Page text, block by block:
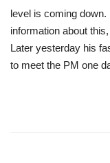
level is coming down.
information about
Later yesterday his
to meet the PM one